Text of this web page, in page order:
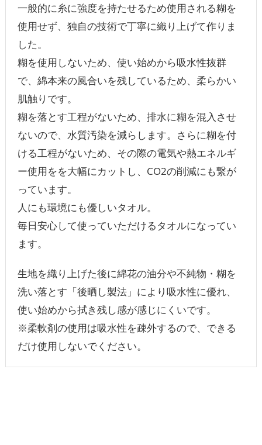
一般的に糸に強度を持たせるため使用される糊を
使用せず、独自の技術で丁寧に織り上げて作りま
した。
糊を使用しないため、使い始めから吸水性抜群
で、綿本来の風合いを残しているため、柔らかい
肌触りです。
糊を落とす工程がないため、排水に糊を混入させ
ないので、水質汚染を減らします。さらに糊を付
ける工程がないため、その際の電気や熱エネルギ
ー使用をを大幅にカットし、CO2の削減にも繋が
っています。
人にも環境にも優しいタオル。
毎日安心して使っていただけるタオルになってい
ます。
生地を織り上げた後に綿花の油分や不純物・糊を
洗い落とす「後晒し製法」により吸水性に優れ、
使い始めから拭き残し感が感じにくいです。
※柔軟剤の使用は吸水性を疎外するので、できる
だけ使用しないでください。